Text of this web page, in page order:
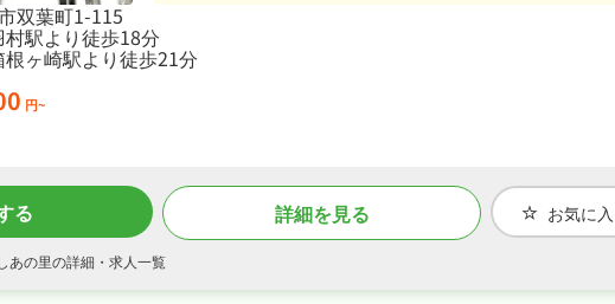
双葉町1-115
駅より徒歩18分
ヶ崎駅より徒歩21分
円~
手厚く、腰を据えて長く活躍できる職場です！
る 詳細を見る お気に
あの里の詳細・求人一覧